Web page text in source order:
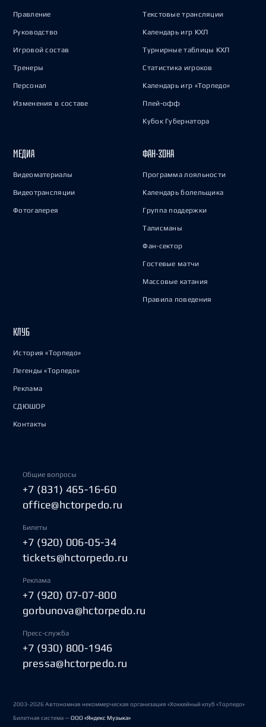
Правление
Руководство
Игровой состав
Тренеры
Персонал
Изменения в составе
Текстовые трансляции
Календарь игр КХЛ
Турнирные таблицы КХЛ
Статистика игроков
Календарь игр «Торпедо»
Плей-офф
Кубок Губернатора
МЕДИА
Видеоматериалы
Видеотрансляции
Фотогалерея
ФАН-ЗОНА
Программа лояльности
Календарь болельщика
Группа поддержки
Талисманы
Фан-сектор
Гостевые матчи
Массовые катания
Правила поведения
КЛУБ
История «Торпедо»
Легенды «Торпедо»
Реклама
СДЮШОР
Контакты
Общие вопросы
+7 (831) 465-16-60
office@hctorpedo.ru
Билеты
+7 (920) 006-05-34
tickets@hctorpedo.ru
Реклама
+7 (920) 07-07-800
gorbunova@hctorpedo.ru
Пресс-служба
+7 (930) 800-1946
pressa@hctorpedo.ru
2003-2026 Автономная некоммерческая организация «Хоккейный клуб «Торпедо»
Билетная система —ООО «Яндекс Музыка»